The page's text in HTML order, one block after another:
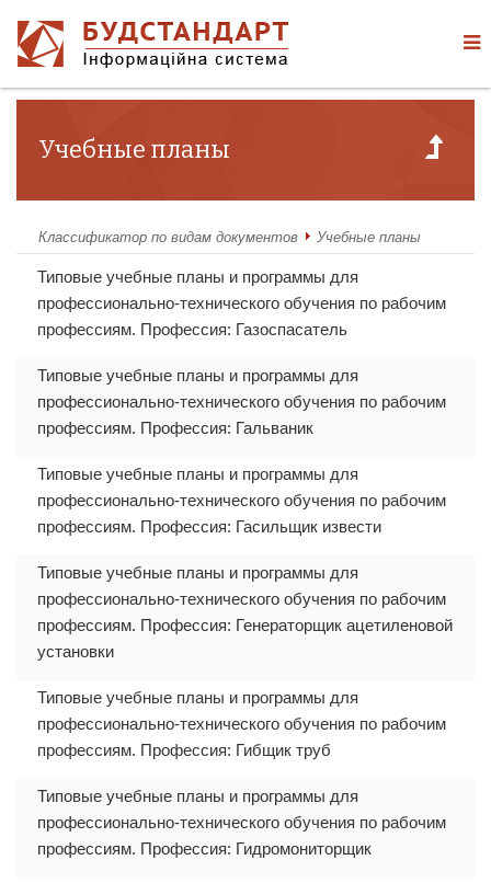
Учебные планы
Классификатор по видам документов Учебные планы
Типовые учебные планы и программы для
профессионально-технического обучения по рабочим
профессиям. Профессия: Газоспасатель
Типовые учебные планы и программы для
профессионально-технического обучения по рабочим
профессиям. Профессия: Гальваник
Типовые учебные планы и программы для
профессионально-технического обучения по рабочим
профессиям. Профессия: Гасильщик извести
Типовые учебные планы и программы для
профессионально-технического обучения по рабочим
профессиям. Профессия: Генераторщик ацетиленовой
установки
Типовые учебные планы и программы для
профессионально-технического обучения по рабочим
профессиям. Профессия: Гибщик труб
Типовые учебные планы и программы для
профессионально-технического обучения по рабочим
профессиям. Профессия: Гидромониторщик